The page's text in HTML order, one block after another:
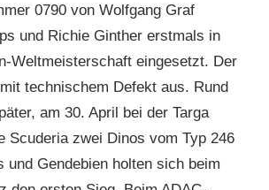
0790 von Wolfgang Graf
und Richie Ginther erstmals in
Weltmeisterschaft eingesetzt. Der
technischem Defekt aus. Rund
am 30. April bei der Targa
Scuderia zwei Dinos vom Typ 246
und Gendebien holten sich beim